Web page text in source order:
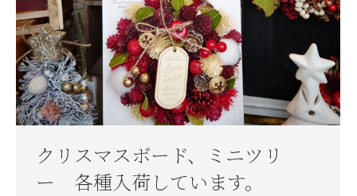
クリスマスボード、ミニツリ
ー 各種入荷しています。